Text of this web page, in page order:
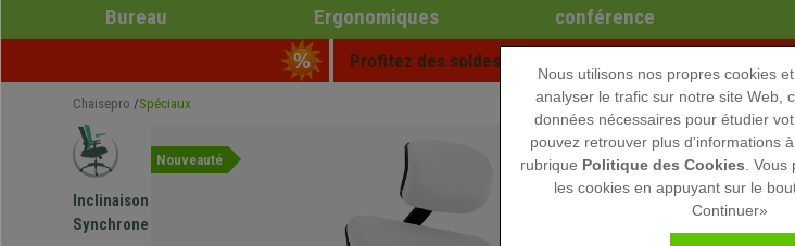
Bureau
Ergonomiques
conférence
Profitez des soldes d'été chez Chaisepro ! Des
Chaisepro Spéciaux
Inclinaison
Synchrone
Nouveauté
Nous utilisons nos propres cookies
analyser le trafic sur notre site Web,
données nécessaires pour étudier
pouvez retrouver plus d'informations
rubrique Politique des Cookies .
les cookies en appuyant sur le
Continuer»